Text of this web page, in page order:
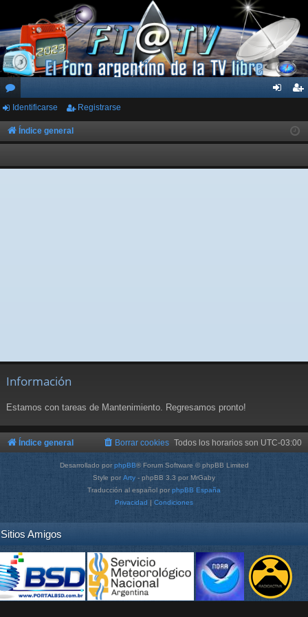
or
os
ar
ist
rs
Identificarse Registrarse
Índice general
Información
Estamos con tareas de Mantenimiento. Regresamos pronto!
Índice general Todos los horarios son UTC-03:00
Borrar cookies
Desarrollado por phpBB® Forum Software © phpBB Limited
Style por Arty - phpBB 3.3 por MrGaby
Traducción al español por phpBB España
Privacidad | Condiciones
Sitios Amigos